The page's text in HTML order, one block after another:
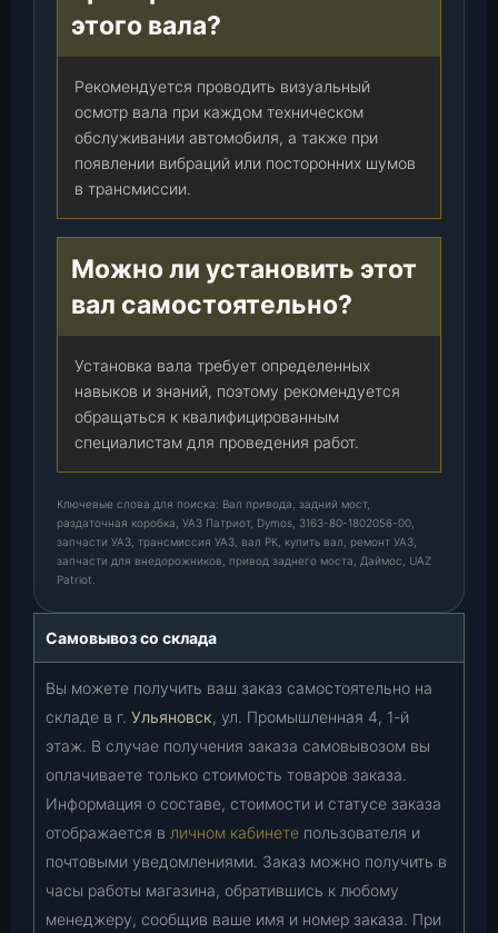
этого вала?
Рекомендуется проводить визуальный
осмотр вала при каждом техническом
обслуживании автомобиля, а также при
появлении вибраций или посторонних шумов
в трансмиссии.
Можно ли установить этот
вал самостоятельно?
Установка вала требует определенных
навыков и знаний, поэтому рекомендуется
обращаться к квалифицированным
специалистам для проведения работ.
Ключевые слова для поиска: Вал привода, задний мост,
раздаточная коробка, УАЗ Патриот, Dymos, 3163-80-1802056-00,
запчасти УАЗ, трансмиссия УАЗ, вал РК, купить вал, ремонт УАЗ,
запчасти для внедорожников, привод заднего моста, Даймос, UAZ
Patriot.
Самовывоз со склада
Вы можете получить ваш заказ самостоятельно на
складе в г. Ульяновск, ул. Промышленная 4, 1-й
этаж. В случае получения заказа самовывозом вы
оплачиваете только стоимость товаров заказа.
Информация о составе, стоимости и статусе заказа
отображается в личном кабинете пользователя и
почтовыми уведомлениями. Заказ можно получить в
часы работы магазина, обратившись к любому
менеджеру, сообщив ваше имя и номер заказа. При